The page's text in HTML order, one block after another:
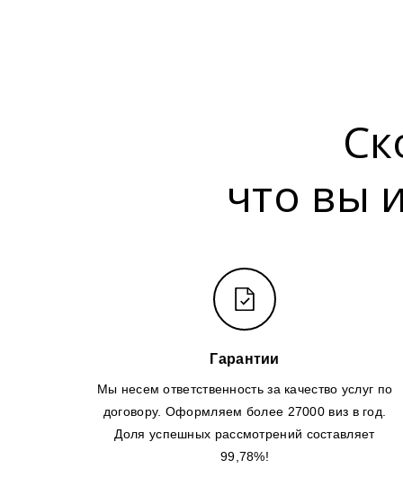
что вы
Гарантии
Мы несем ответственность за качество услуг по
договору. Оформляем более 27000 виз в год.
Доля успешных рассмотрений составляет
99,78%!